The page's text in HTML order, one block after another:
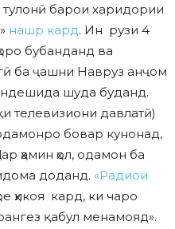
барои харидории
нашр кард. Ин рузи 4
бубанданд ва
ба ҷашни Навруз анҷом
шуда буданд.
телевизиони давлатӣ)
бовар кунонад,
ҳамин ҳол, одамон ба
доданд. «Радиои
ҳикоя кард, ки чаро
қабул менамояд».